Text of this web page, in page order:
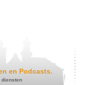
en Podcasts.
diensten